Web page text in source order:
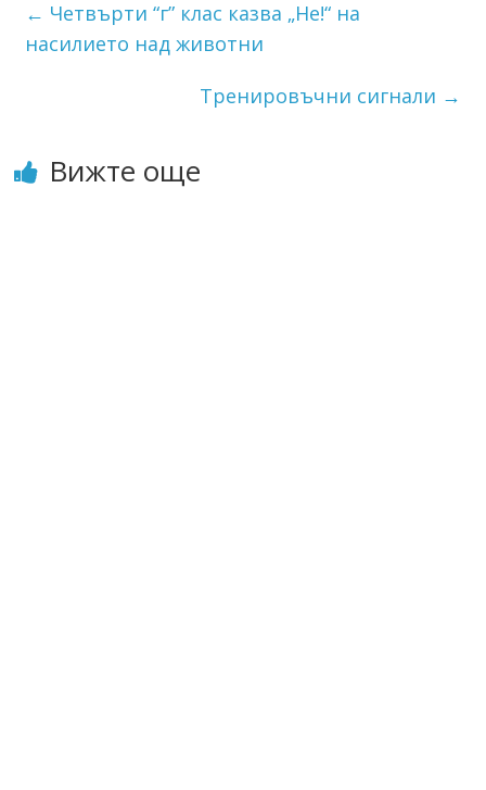
← Четвърти “г” клас казва „Не!“ на
насилието над животни
Тренировъчни сигнали →
Вижте още